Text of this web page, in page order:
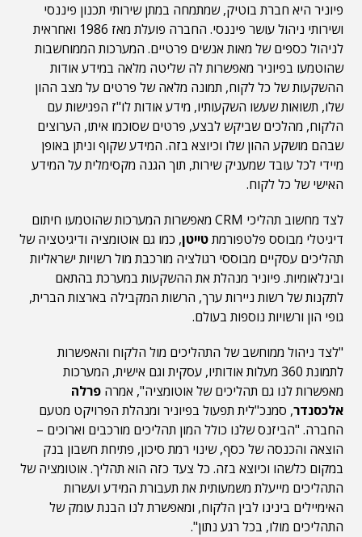
פיוניר היא חברת בוטיק, שמתמחה במתן שירותי תכנון פיננסי
ושירותי ניהול עושר פיננסי. החברה פועלת מאז 1986 ואחראית
לניהול כספים של מאות אנשים פרטיים. המערכות הממוחשבות
שהוטמעו בפיוניר מאפשרות לה שליטה מלאה במידע אודות
ההשקעות של כל לקוח, תמונה מלאה של פרטים על מצב ההון
שלו, תשואות שעשו השקעותיו, מידע אודות לו"ז הפגישות עם
הלקוח, מהלכים שביקש לבצע, פרטים שסוכמו איתו, הערוצים
שבהם מושקע ההון שלו וכיוצא בזה. המידע שקוף וניתן באופן
מיידי לכל עובד שמעניק שירות, תוך הגנה מקסימלית על המידע
האישי של כל לקוח.
לצד מחשוב תהליכי CRM מאפשרות המערכות שהוטמעו חיתום
דיגיטלי מבוסס פלטפורמתטייטן, כמו גם אוטומציה ודיגיטציה של
תהליכים עסקיים מבוססי רגולציה מורכבת מול רשויות ישראליות
ובינלאומיות. פיוניר מנהלת את ההשקעות במערכת בהתאם
לתקנות של רשות ניירות ערך, הרשות המקבילה בארצות הברית,
גופי הון ורשויות נוספות בעולם.
"לצד ניהול ממוחשב של התהליכים מול הלקוח והאפשרות
לתמונת 360 מעלות אודותיו, עסקית וגם אישית, המערכות
מאפשרות לנו גם תהליכים של אוטומציה", אמרה פרלה
אלכסנדר, סמנכ"לית תפעול בפיוניר ומנהלת הפרויקט מטעם
החברה. "הביזנס שלנו כולל המון תהליכים מורכבים וארוכים –
הוצאה והכנסה של כסף, שינוי רמת סיכון, פתיחת חשבון בנק
במקום כלשהו וכיוצא בזה. כל צעד כזה הוא תהליך. אוטומציה של
התהליכים מייעלת משמעותית את תעבורת המידע ועשרות
האימיילים בינינו לבין הלקוח, ומאפשרת לנו הבנת עומק של
התהליכים מולו, בכל רגע נתון".